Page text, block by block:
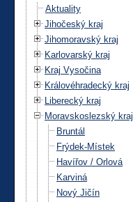
Aktuality
Jihočeský kraj
Jihomoravský kraj
Karlovarský kraj
Kraj Vysočina
Královéhradecký kraj
Liberecký kraj
Moravskoslezský kraj
Bruntál
Frýdek-Místek
Havířov / Orlová
Karviná
Nový Jičín